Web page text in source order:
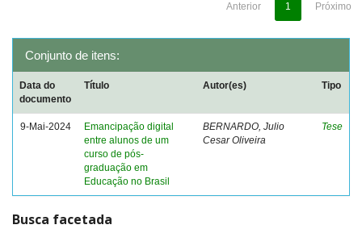
Anterior 1 Próximo
Conjunto de itens:
Data do
documento
Título Autor(es) Tipo
9-Mai-2024
Emancipação digital
entre alunos de um
curso de pós-
graduação em
Educação no Brasil
BERNARDO, Julio
Cesar Oliveira
Tese
Busca facetada